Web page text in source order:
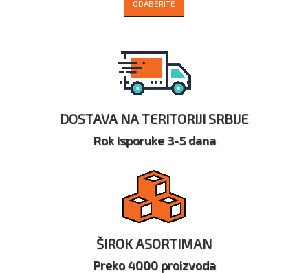
ODABERITE
DOSTAVA NA TERITORIJI SRBIJE
Rok isporuke 3-5 dana
ŠIROK ASORTIMAN
Preko 4000 proizvoda